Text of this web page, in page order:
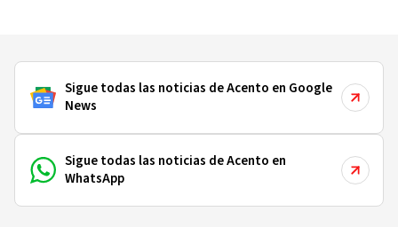
Sigue todas las noticias de Acento en Google
News
Sigue todas las noticias de Acento en
WhatsApp